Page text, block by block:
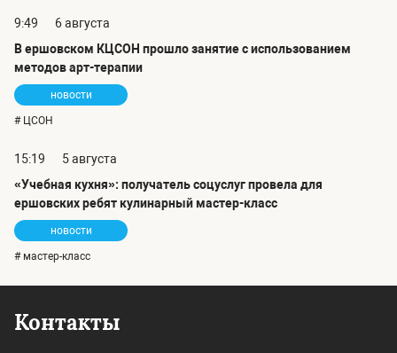
9:49
6 августа
В ершовском КЦСОН прошло занятие с использованием
методов арт-терапии
новости
# ЦСОН
15:19
5 августа
«Учебная кухня»: получатель соцуслуг провела для
ершовских ребят кулинарный мастер-класс
новости
# мастер-класс
Контакты